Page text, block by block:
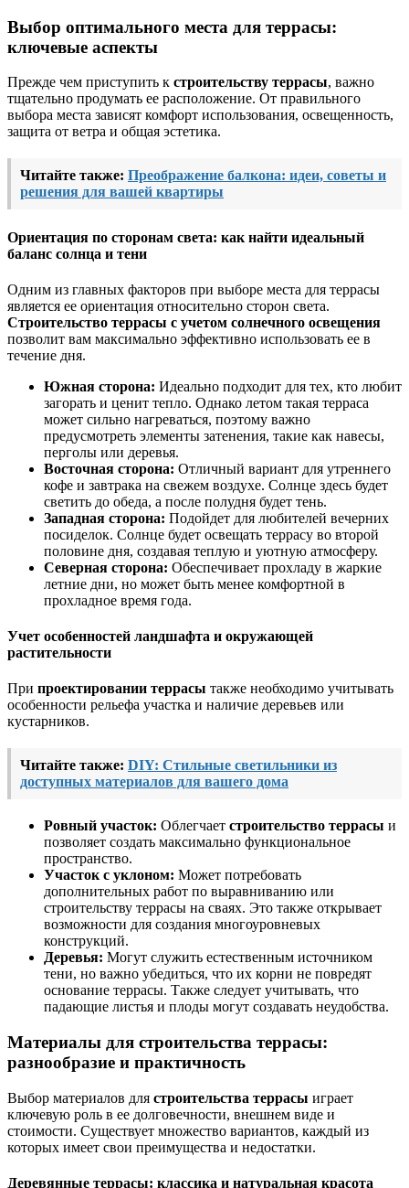
Выбор оптимального места для террасы:
ключевые аспекты
Прежде чем приступить к строительству террасы, важно
тщательно продумать ее расположение. От правильного
выбора места зависят комфорт использования, освещенность,
защита от ветра и общая эстетика.
Читайте также: Преображение балкона: идеи, советы и
решения для вашей квартиры
Ориентация по сторонам света: как найти идеальный
баланс солнца и тени
Одним из главных факторов при выборе места для террасы
является ее ориентация относительно сторон света.
Строительство террасы с учетом солнечного освещения
позволит вам максимально эффективно использовать ее в
течение дня.
Южная сторона: Идеально подходит для тех, кто любит
загорать и ценит тепло. Однако летом такая терраса
может сильно нагреваться, поэтому важно
предусмотреть элементы затенения, такие как навесы,
перголы или деревья.
Восточная сторона: Отличный вариант для утреннего
кофе и завтрака на свежем воздухе. Солнце здесь будет
светить до обеда, а после полудня будет тень.
Западная сторона: Подойдет для любителей вечерних
посиделок. Солнце будет освещать террасу во второй
половине дня, создавая теплую и уютную атмосферу.
Северная сторона: Обеспечивает прохладу в жаркие
летние дни, но может быть менее комфортной в
прохладное время года.
Учет особенностей ландшафта и окружающей
растительности
При проектировании террасы также необходимо учитывать
особенности рельефа участка и наличие деревьев или
кустарников.
Читайте также: DIY: Стильные светильники из
доступных материалов для вашего дома
Ровный участок: Облегчает строительство террасы и
позволяет создать максимально функциональное
пространство.
Участок с уклоном: Может потребовать
дополнительных работ по выравниванию или
строительству террасы на сваях. Это также открывает
возможности для создания многоуровневых
конструкций.
Деревья: Могут служить естественным источником
тени, но важно убедиться, что их корни не повредят
основание террасы. Также следует учитывать, что
падающие листья и плоды могут создавать неудобства.
Материалы для строительства террасы:
разнообразие и практичность
Выбор материалов для строительства террасы играет
ключевую роль в ее долговечности, внешнем виде и
стоимости. Существует множество вариантов, каждый из
которых имеет свои преимущества и недостатки.
Деревянные террасы: классика и натуральная красота